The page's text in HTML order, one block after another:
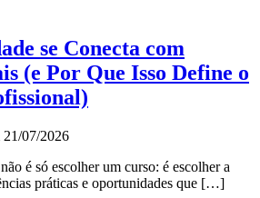
se Conecta com
(e Por Que Isso Define o
21/07/2026
é só escolher um curso: é escolher a
práticas e oportunidades que […]